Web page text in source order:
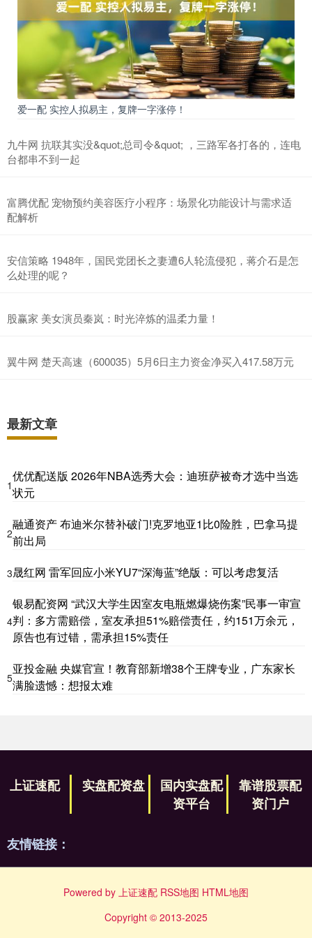
爱一配 实控人拟易主，复牌一字涨停！
九牛网 抗联其实没&quot;总司令&quot; ，三路军各打各的，连电
台都串不到一起
富腾优配 宠物预约美容医疗小程序：场景化功能设计与需求适
配解析
安信策略 1948年，国民党团长之妻遭6人轮流侵犯，蒋介石是怎
么处理的呢？
股赢家 美女演员秦岚：时光淬炼的温柔力量！
翼牛网 楚天高速（600035）5月6日主力资金净买入417.58万元
最新文章
1
优优配送版 2026年NBA选秀大会：迪班萨被奇才选中当选
状元
2
融通资产 布迪米尔替补破门!克罗地亚1比0险胜，巴拿马提
前出局
3晟红网 雷军回应小米YU7“深海蓝”绝版：可以考虑复活
4
银易配资网 “武汉大学生因室友电瓶燃爆烧伤案”民事一审宣
判：多方需赔偿，室友承担51%赔偿责任，约151万余元，
原告也有过错，需承担15%责任
5
亚投金融 央媒官宣！教育部新增38个王牌专业，广东家长
满脸遗憾：想报太难
上证速配 实盘配资盘
国内实盘配
资平台
靠谱股票配
资门户
友情链接：
Powered by 上证速配 RSS地图 HTML地图
Copyright © 2013-2025